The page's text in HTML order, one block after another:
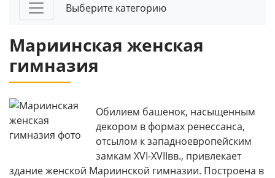
Выберите категорию
Мариинская женская
гимназия
Обилием башенок, насыщенным
декором в формах ренессанса,
отсылом к западноевропейским
замкам XVI-XVIIвв., привлекает
здание женской Мариинской гимназии. Построена в